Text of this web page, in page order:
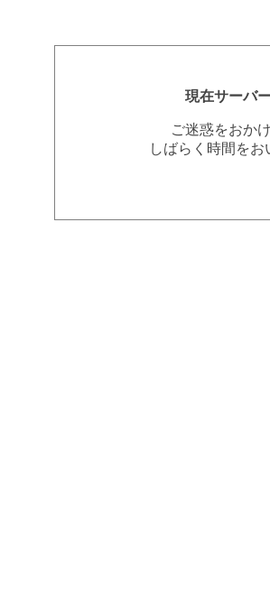
現在サーバ
ご迷惑をおか
しばらく時間を